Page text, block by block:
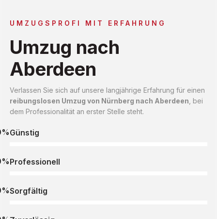
UMZUGSPROFI MIT ERFAHRUNG
Umzug nach
Aberdeen
Verlassen Sie sich auf unsere langjährige Erfahrung für einen
reibungslosen Umzug von Nürnberg nach Aberdeen , bei
dem Professionalität an erster Stelle steht.
Günstig
Professionell
Sorgfältig